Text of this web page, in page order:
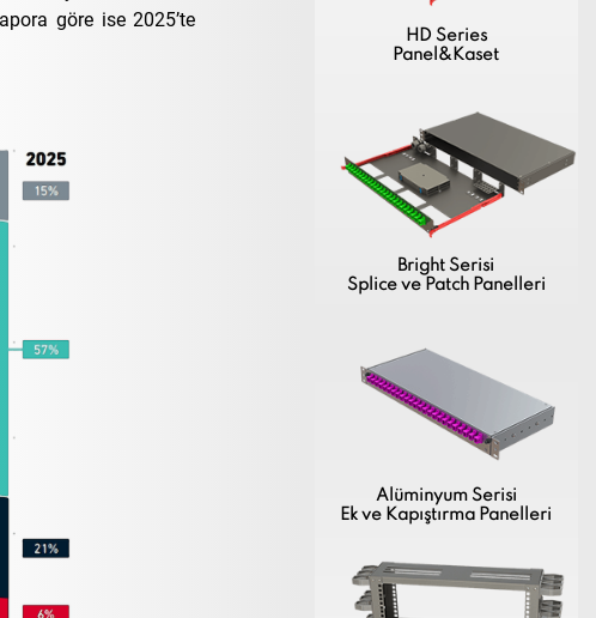
HD Series
Panel&Kaset
Bright Serisi
Splice ve Patch Panelleri
Alüminyum Serisi
Ek ve Kapıştırma Panelleri
göre ise 2025’te